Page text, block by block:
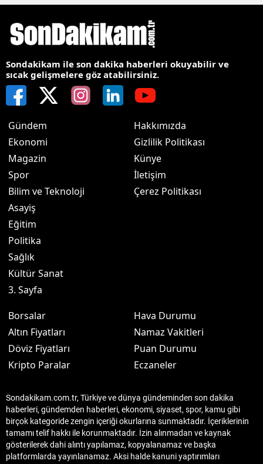
Sondakikam ile son dakika haberleri okuyabilir ve
sıcak gelişmelere göz atabilirsiniz.
Gündem
Ekonomi
Magazin
Spor
Bilim ve Teknoloji
Asayiş
Eğitim
Politika
Sağlık
Kültür Sanat
3. Sayfa
Hakkımızda
Gizlilik Politikası
Künye
İletişim
Çerez Politikası
Borsalar
Altın Fiyatları
Döviz Fiyatları
Kripto Paralar
Hava Durumu
Namaz Vakitleri
Puan Durumu
Eczaneler
Sondakikam.com.tr, Türkiye ve dünya gündeminden son dakika
haberleri, gündemden haberleri, ekonomi, siyaset, spor, kamu gibi
birçok kategoride zengin içeriği okurlarına sunmaktadır. İçeriklerinin
tamamı telif hakkı ile korunmaktadır. İzin alınmadan ve kaynak
gösterilerek dahi alıntı yapılamaz, kopyalanamaz ve başka
platformlarda yayınlanamaz. Aksi halde kanuni yaptırımları